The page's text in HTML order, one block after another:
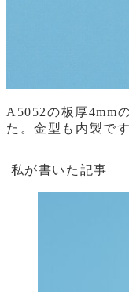
A5052の板厚4mm
た。金型も内製です
私が書いた記事